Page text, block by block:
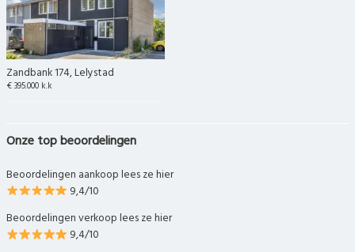
Zandbank 174, Lelystad
€ 395.000 k.k
Onze top beoordelingen
Beoordelingen aankoop lees ze hier
9,4/10
Beoordelingen verkoop lees ze hier
9,4/10